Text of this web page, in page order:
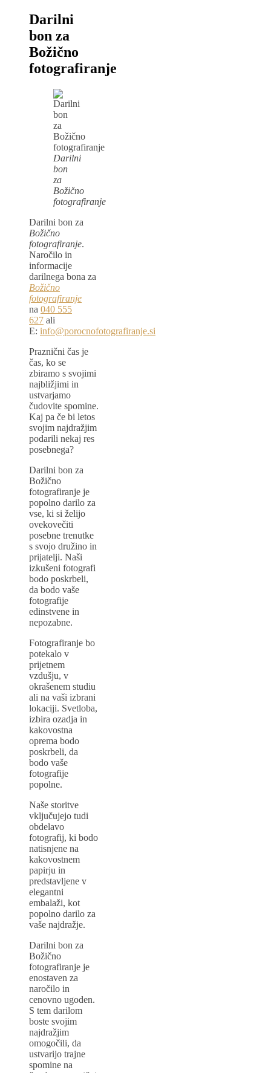
Darilni
bon za
Božično
fotografiranje
Darilni
bon
za
Božično
fotografiranje
Darilni bon za
Božično
fotografiranje.
Naročilo in
informacije
darilnega bona za
Božično
fotografiranje
na 040 555
627 ali
E: info@porocnofotografiranje.si
Praznični čas je
čas, ko se
zbiramo s svojimi
najbližjimi in
ustvarjamo
čudovite spomine.
Kaj pa če bi letos
svojim najdražjim
podarili nekaj res
posebnega?
Darilni bon za
Božično
fotografiranje je
popolno darilo za
vse, ki si želijo
ovekovečiti
posebne trenutke
s svojo družino in
prijatelji. Naši
izkušeni fotografi
bodo poskrbeli,
da bodo vaše
fotografije
edinstvene in
nepozabne.
Fotografiranje bo
potekalo v
prijetnem
vzdušju, v
okrašenem studiu
ali na vaši izbrani
lokaciji. Svetloba,
izbira ozadja in
kakovostna
oprema bodo
poskrbeli, da
bodo vaše
fotografije
popolne.
Naše storitve
vključujejo tudi
obdelavo
fotografij, ki bodo
natisnjene na
kakovostnem
papirju in
predstavljene v
elegantni
embalaži, kot
popolno darilo za
vaše najdražje.
Darilni bon za
Božično
fotografiranje je
enostaven za
naročilo in
cenovno ugoden.
S tem darilom
boste svojim
najdražjim
omogočili, da
ustvarijo trajne
spomine na